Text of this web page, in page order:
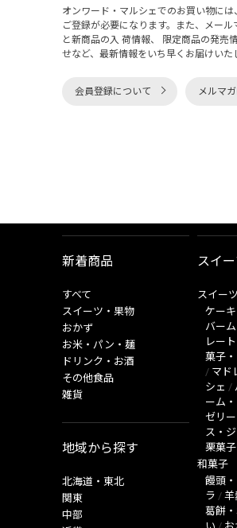
オンワード・マルシェでのお買い物に
ご登録が必要になります。また、メー
と新商品の入 荷情報、 限定商品の発売
せなど、最新情報をいち早くお届けいた
会員登録について メルマ
新着商品
すべて
スイーツ・果物
おかず
お米・パン・麺
ドリンク・お酒
その他食品
雑貨
地域から探す
北海道・東北
関東
中部
スイ
スイーツ
ケー
バー
レート
菓子
/ マド
シェ /
ーム
ゼリ
ス・
栗菓子
和菓子
饅頭
ラ / 羊
葛餅